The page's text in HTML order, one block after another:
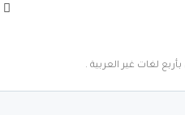
لغات غير العربية .